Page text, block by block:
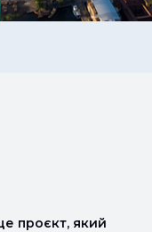
проєкт, який